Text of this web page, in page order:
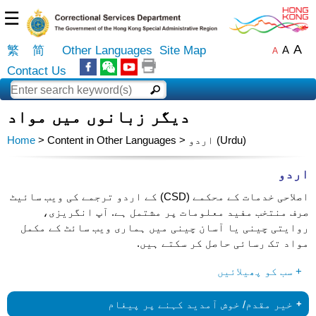
☰
繁 简 Other Languages
Site Map
Contact Us
A A A
دیگر زبانوں میں مواد
Home > Content in Other Languages > اردو (Urdu)
اردو
اصلاحی خدمات کے محکمے (CSD) کے اردو ترجمے کی ویب سائیٹ
صرف منتخب مفید معلومات پر مشتمل ہے. آپ انگریزی،
روایتی چینی یا آسان چینی میں ہماری ویب سائٹ کے مکمل
مواد تک رسائی حاصل کر سکتے ہیں.
سب کو پھیلائیں +
خیر مقدم/ خوش آمدید کہنے پر پیغام